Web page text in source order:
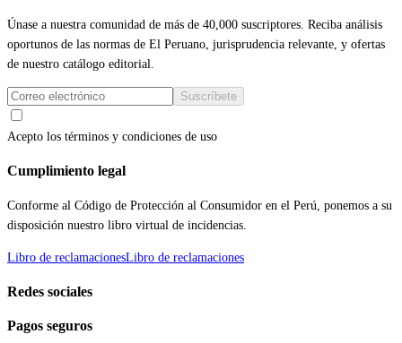
Únase a nuestra comunidad de más de 40,000 suscriptores. Reciba análisis
oportunos de las normas de El Peruano, jurisprudencia relevante, y ofertas
de nuestro catálogo editorial.
Suscríbete
Acepto los términos y condiciones de uso
Cumplimiento legal
Conforme al Código de Protección al Consumidor en el Perú, ponemos a su
disposición nuestro libro virtual de incidencias.
Libro de reclamacionesLibro de reclamaciones
Redes sociales
Pagos seguros